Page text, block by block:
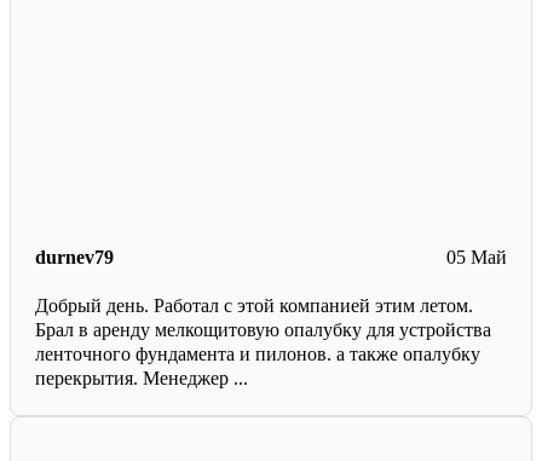
05 Май
durnev79
Добрый день. Работал с этой компанией этим летом.
Брал в аренду мелкощитовую опалубку для устройства
ленточного фундамента и пилонов. а также опалубку
перекрытия. Менеджер ...